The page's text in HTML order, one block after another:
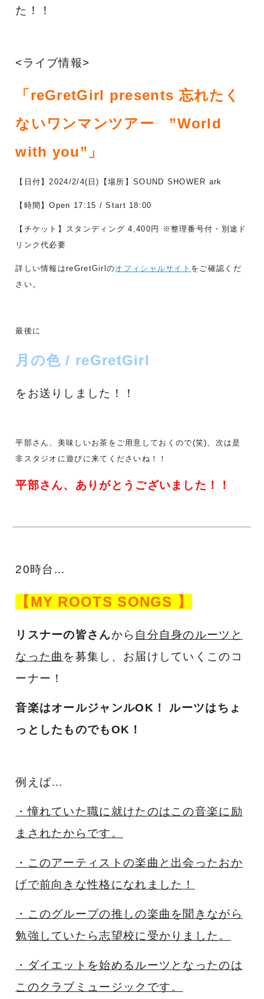
た！！
<ライブ情報>
「reGretGirl presents 忘れたく
ないワンマンツアー ”World
with you”」
【日付】2024/2/4(日)【場所】SOUND SHOWER ark
【時間】Open 17:15 / Start 18:00
【チケット】スタンディング 4,400円 ※整理番号付・別途ド
リンク代必要
詳しい情報はreGretGirlのオフィシャルサイト をご確認くだ
さい。
最後に
月の色 / reGretGirl
をお送りしました！！
平部さん、美味しいお茶をご用意しておくので(笑)、次は是
非スタジオに遊びに来てくださいね！！
平部さん、ありがとうございました！！
20時台…
【MY ROOTS SONGS 】
リスナーの皆さんから 自分自身のルーツと
なった曲 を募集し、お届けしていくこのコ
ーナー！
音楽はオールジャンルOK！ ルーツはちょ
っとしたものでもOK！
例えば…
・憧れていた職に就けたのはこの音楽に励
まされたからです。
・このアーティストの楽曲と出会ったおか
げで前向きな性格になれました！
・このグループの推しの楽曲を聞きながら
勉強していたら志望校に受かりました。
・ダイエットを始めるルーツとなったのは
このクラブミュージックです。